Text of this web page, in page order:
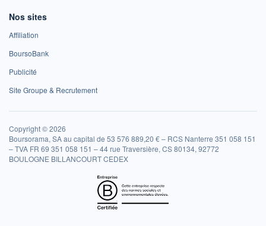
Nos sites
Affiliation
BoursoBank
Publicité
Site Groupe & Recrutement
Copyright © 2026
Boursorama, SA au capital de 53 576 889,20 € – RCS Nanterre 351 058 151
– TVA FR 69 351 058 151 – 44 rue Traversière, CS 80134, 92772
BOULOGNE BILLANCOURT CEDEX